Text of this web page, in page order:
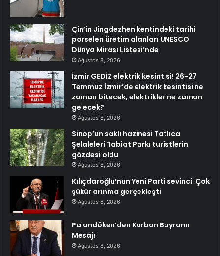
Çin’in Jingdezhen kentindeki tarihi
porselen üretim alanları UNESCO
Dünya Mirası Listesi’nde
Ağustos 8, 2026
İzmir GEDİZ elektrik kesintisi! 26-27
Temmuz İzmir’de elektrik kesintisi ne
zaman bitecek, elektrikler ne zaman
gelecek?
Ağustos 8, 2026
Sinop’un saklı hazinesi Tatlıca
Şelaleleri Tabiat Parkı turistlerin
gözdesi oldu
Ağustos 8, 2026
Kılıçdaroğlu’nun Yeni Parti sevinci: Çok
şükür arınma gerçekleşti
Ağustos 8, 2026
Palandöken’den Kurban Bayramı
Mesajı
Ağustos 8, 2026